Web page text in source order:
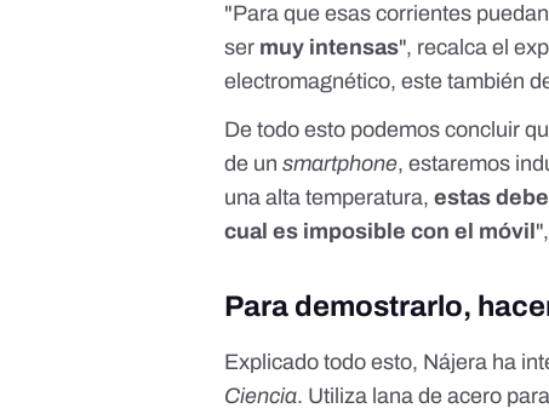
"Para que esas corrientes
ser muy intensas", recalca el
electromagnético, este también
De todo esto podemos concluir
de unsmartphone, estaremos
una alta temperatura,estas
cual es imposible con el móvil
Para demostrarlo,
Explicado todo esto, Nájera ha
Ciencia. Utiliza lana de acero